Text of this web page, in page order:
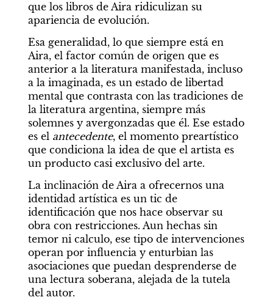
que los libros de Aira ridiculizan su
apariencia de evolución.
Esa generalidad, lo que siempre está en
Aira, el factor común de origen que es
anterior a la literatura manifestada, incluso
a la imaginada, es un estado de libertad
mental que contrasta con las tradiciones de
la literatura argentina, siempre más
solemnes y avergonzadas que él. Ese estado
es el antecedente, el momento preartístico
que condiciona la idea de que el artista es
un producto casi exclusivo del arte.
La inclinación de Aira a ofrecernos una
identidad artística es un tic de
identificación que nos hace observar su
obra con restricciones. Aun hechas sin
temor ni calculo, ese tipo de intervenciones
operan por influencia y enturbian las
asociaciones que puedan desprenderse de
una lectura soberana, alejada de la tutela
del autor.